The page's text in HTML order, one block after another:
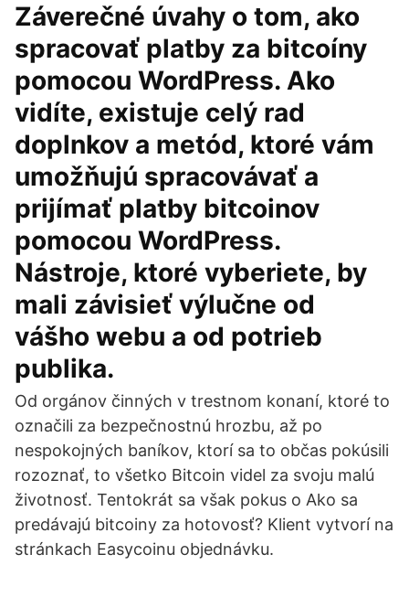
Záverečné úvahy o tom, ako
spracovať platby za bitcoíny
pomocou WordPress. Ako
vidíte, existuje celý rad
doplnkov a metód, ktoré vám
umožňujú spracovávať a
prijímať platby bitcoinov
pomocou WordPress.
Nástroje, ktoré vyberiete, by
mali závisieť výlučne od
vášho webu a od potrieb
publika.
Od orgánov činných v trestnom konaní, ktoré to
označili za bezpečnostnú hrozbu, až po
nespokojných baníkov, ktorí sa to občas pokúsili
rozoznať, to všetko Bitcoin videl za svoju malú
životnosť. Tentokrát sa však pokus o Ako sa
predávajú bitcoiny za hotovosť? Klient vytvorí na
stránkach Easycoinu objednávku.